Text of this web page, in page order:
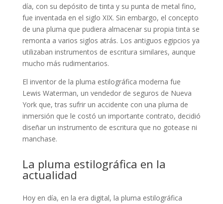
día, con su depósito de tinta y su punta de metal fino,
fue inventada en el siglo XIX. Sin embargo, el concepto
de una pluma que pudiera almacenar su propia tinta se
remonta a varios siglos atrás. Los antiguos egipcios ya
utilizaban instrumentos de escritura similares, aunque
mucho más rudimentarios.
El inventor de la pluma estilográfica moderna fue
Lewis Waterman, un vendedor de seguros de Nueva
York que, tras sufrir un accidente con una pluma de
inmersión que le costó un importante contrato, decidió
diseñar un instrumento de escritura que no gotease ni
manchase.
La pluma estilográfica en la
actualidad
Hoy en día, en la era digital, la pluma estilográfica